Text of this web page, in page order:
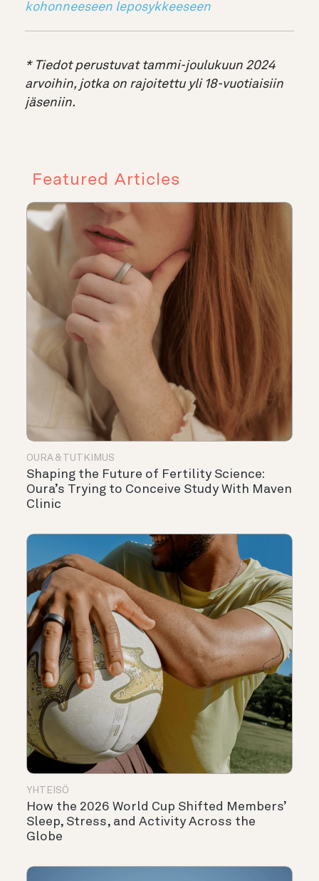
kohonneeseen leposykkeeseen
* Tiedot perustuvat tammi-joulukuun 2024
arvoihin, jotka on rajoitettu yli 18-vuotiaisiin
jäseniin.
Featured Articles
OURA & TUTKIMUS
Shaping the Future of Fertility Science:
Oura’s Trying to Conceive Study With Maven
Clinic
YHTEISÖ
How the 2026 World Cup Shifted Members’
Sleep, Stress, and Activity Across the
Globe